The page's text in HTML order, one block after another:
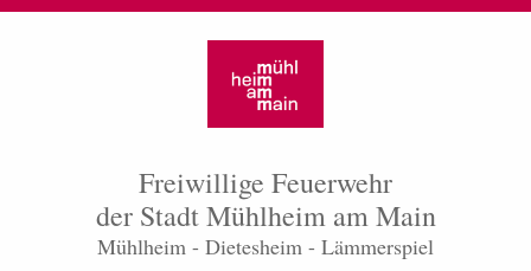
Freiwillige Feuerwehr
der Stadt Mühlheim am Main
Mühlheim - Dietesheim - Lämmerspiel